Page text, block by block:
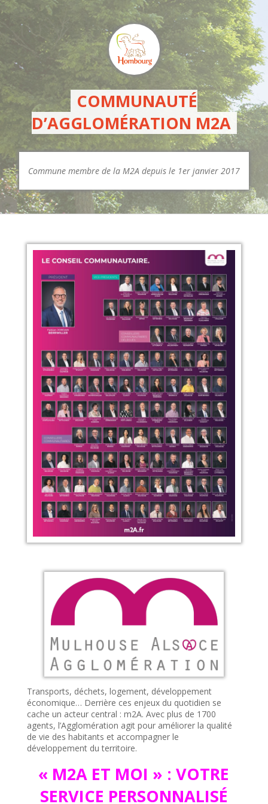
COMMUNAUTÉ
D’AGGLOMÉRATION M2A
Commune membre de la M2A depuis le 1er janvier 2017
Transports, déchets, logement, développement
économique… Derrière ces enjeux du quotidien se
cache un acteur central : m2A. Avec plus de 1700
agents, l’Agglomération agit pour améliorer la qualité
de vie des habitants et accompagner le
développement du territoire.
« M2A ET MOI » : VOTRE
SERVICE PERSONNALISÉ